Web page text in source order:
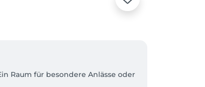
Raum für besondere Anlässe oder